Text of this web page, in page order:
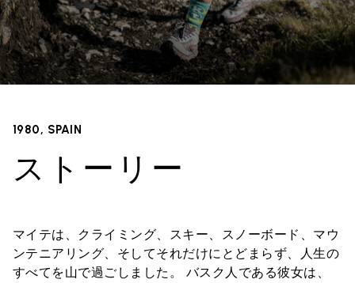
1980, SPAIN
ストーリー
マイテは、クライミング、スキー、スノーボード、マウ
ンテニアリング、そしてそれだけにとどまらず、人生の
すべてを山で過ごしました。 バスク人である彼女は、